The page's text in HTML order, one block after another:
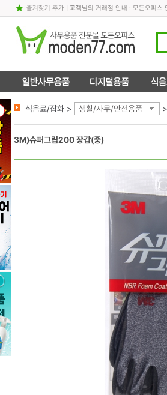
즐겨찾기 추가| 고객님의 거래점 안내 : 모든오피스
식음료/잡화 > 생활/사무/안전용품 >
3M)슈퍼그립200 장갑(중)